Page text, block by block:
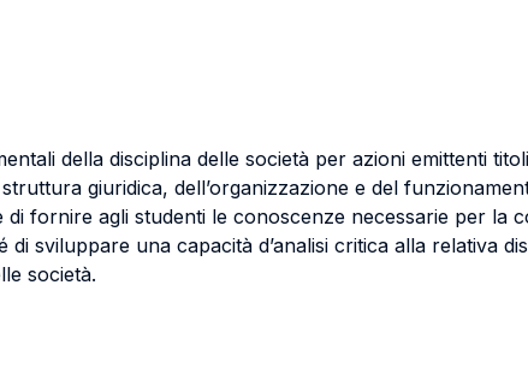
della disciplina delle società per azioni emittenti
giuridica, dell’organizzazione e del
di fornire agli studenti le conoscenze necessarie per la
sviluppare una capacità d’analisi critica alla relativa
società.